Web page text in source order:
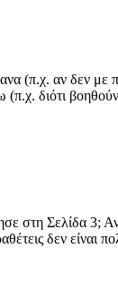
(π.χ. αν δεν με
(π.χ. διότι
στη Σελίδα 3;
δεν είναι